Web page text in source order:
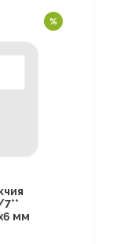
мм